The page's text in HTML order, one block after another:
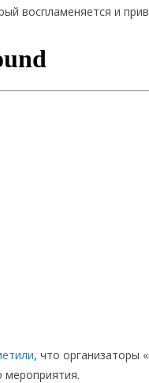
воспламеняется и
, что организаторы
мероприятия.